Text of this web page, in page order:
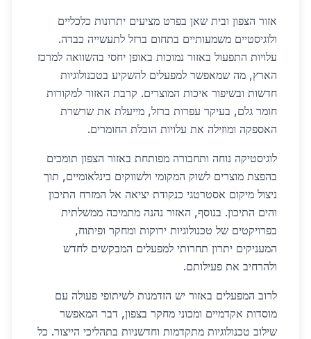
אזור הצפון ובית שאן בפרט מציעים יתרונות כלכליים
ולוגיסטיים משמעותיים בתחום ברזל לתעשייה כבדה.
עלויות התפעול באזור נמוכות באופן יחסי בהשוואה למרכז
הארץ, מה שמאפשר למפעלים להשקיע בטכנולוגיות
חדשות ובשיפור איכות המוצרים. קרבת האזור למקורות
חומר גלם, בעיקר עפרות ברזל, מייעלת את שרשרת
האספקה ומוזילה את עלויות הובלת החומרים.
לוגיסטיקה נוחה ותחבורה מפותחת באזור הצפון תומכים
בהפצת מוצרים לשוק המקומי ולשווקים בינלאומיים, תוך
ניצול מיקום אסטרטגי כנקודת יציאה אל המזרח התיכון
והים התיכון. בנוסף, האזור נהנה מתמיכה ממשלתית
בפרויקטים של טכנולוגיות ירוקות ומחקר ופיתוח,
המעניקים יתרון תחרותי למפעלים המבקשים לחדש
ולהרחיב את פעילותם.
לרוב המפעלים באזור יש הזדמנות לשיתופי פעולה עם
מוסדות אקדמיים ומכוני מחקר בצפון, דבר המאפשר
שילוב טכנולוגיות מתקדמות וחדשניות בתהליכי הייצור. כל